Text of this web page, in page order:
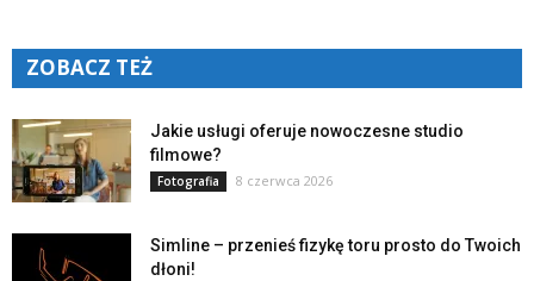
ZOBACZ TEŻ
Jakie usługi oferuje nowoczesne studio
filmowe?
Fotografia 8 czerwca 2026
Simline – przenieś fizykę toru prosto do Twoich
dłoni!